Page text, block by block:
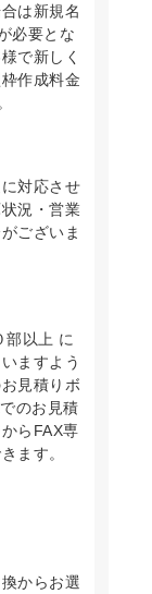
は新規名
必要とな
で新しく
作成料金
対応させ
況・営業
ございま
部以上 に
ますよう
見積りボ
のお見積
らFAX専
ます。
からお選